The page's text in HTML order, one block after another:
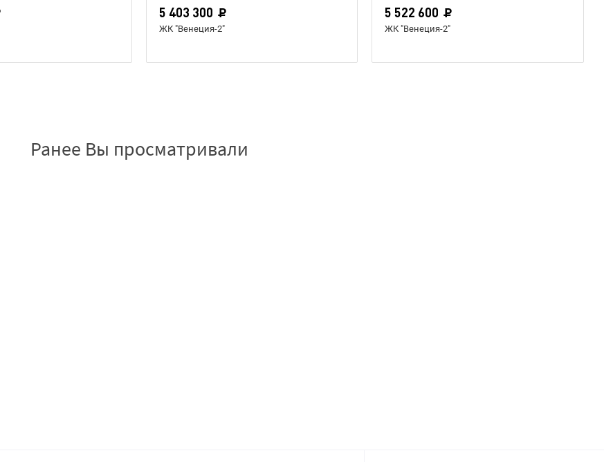
5 403 300
ЖК "Венеция-2"
5 522 600
ЖК "Венеция-2"
Ранее Вы просматривали